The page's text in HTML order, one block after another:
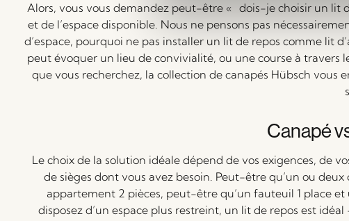
Alors, vous vous demandez peut-être « dois-je choisir un lit
et de l’espace disponible. Nous ne pensons pas
d’espace, pourquoi ne pas installer un lit de repos comme lit
peut évoquer un lieu de convivialité, ou une course à
que vous recherchez, la collection de canapés Hübsch
Canapé
Le choix de la solution idéale dépend de vos exigences, de
de sièges dont vous avez besoin. Peut-être qu’un ou
appartement 2 pièces, peut-être qu’un fauteuil 1 place
disposez d’un espace plus restreint, un lit de repos est